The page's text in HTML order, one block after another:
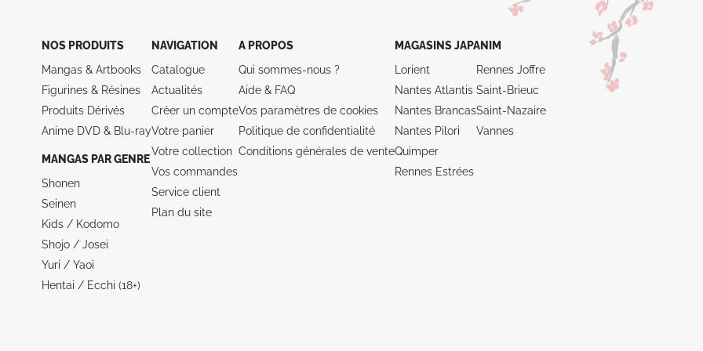
NOS PRODUITS
Mangas & Artbooks
Figurines & Résines
Produits Dérivés
Anime DVD & Blu‑ray
MANGAS PAR GENRE
Shonen
Seinen
Kids / Kodomo
Shojo / Josei
Yuri / Yaoi
Hentai / Ecchi (18+)
NAVIGATION
Catalogue
Actualités
Créer un compte
Votre panier
Votre collection
Vos commandes
Service client
Plan du site
A PROPOS
Qui sommes-nous ?
Aide & FAQ
Vos paramètres de cookies
Politique de confidentialité
Conditions générales de vente
MAGASINS JAPANIM
Lorient
Nantes Atlantis
Nantes Brancas
Nantes Pilori
Quimper
Rennes Estrées
Rennes Joffre
Saint-Brieuc
Saint-Nazaire
Vannes